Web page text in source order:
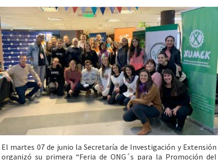
El martes 07 de junio la Secretaría de Investigación y Extensión
organizó su primera “Feria de ONG´s para la Promoción del